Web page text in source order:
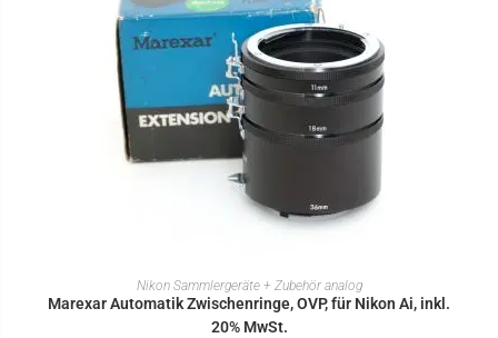
IN DEN WARENKORB
Nikon Sammlergeräte + Zubehör analog
Marexar Automatik Zwischenringe, OVP, für Nikon Ai, inkl.
20% MwSt.